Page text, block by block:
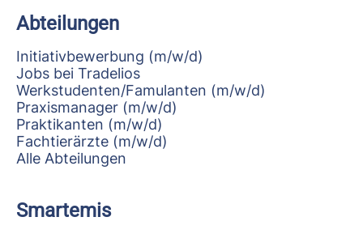
Abteilungen
Initiativbewerbung (m/w/d)
Jobs bei Tradelios
Werkstudenten/Famulanten (m/w/d)
Praxismanager (m/w/d)
Praktikanten (m/w/d)
Fachtierärzte (m/w/d)
Alle Abteilungen
Smartemis